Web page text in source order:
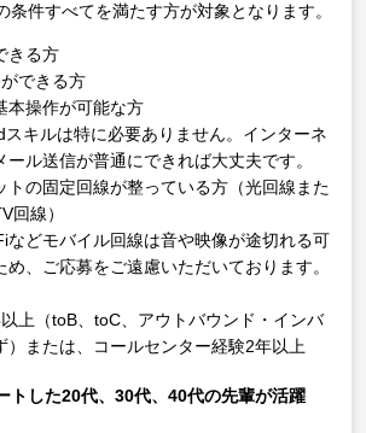
条件すべてを満たす方が対象となります。
きる方
できる方
本操作が可能な方
スキルは特に必要ありません。インターネ
ール送信が普通にできれば大丈夫です。
トの固定回線が整っている方（光回線また
回線）
などモバイル回線は音や映像が途切れる可
め、ご応募をご遠慮いただいております。
上（toB、toC、アウトバウンド・インバ
）または、コールセンター経験2年以上
トした20代、30代、40代の先輩が活躍